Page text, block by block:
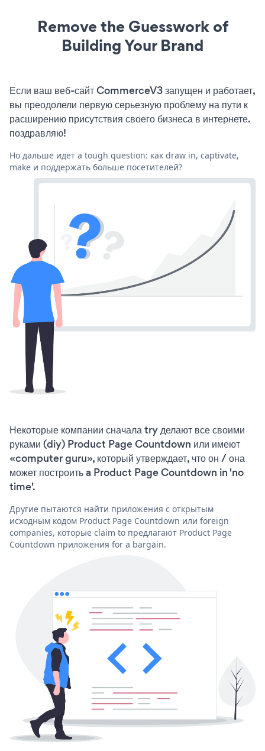
Remove the Guesswork of
Building Your Brand
Если ваш веб-сайт CommerceV3 запущен и работает,
вы преодолели первую серьезную проблему на пути к
расширению присутствия своего бизнеса в интернете.
поздравляю!
Но дальше идет a tough question: как draw in, captivate,
make и поддержать больше посетителей?
Некоторые компании сначала try делают все своими
руками (diy) Product Page Countdown или имеют
«computer guru», который утверждает, что он / она
может построить a Product Page Countdown in 'no
time'.
Другие пытаются найти приложения с открытым
исходным кодом Product Page Countdown или foreign
companies, которые claim to предлагают Product Page
Countdown приложения for a bargain.